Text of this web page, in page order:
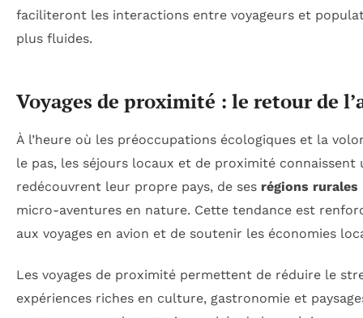
faciliteront les interactions entre voyageurs et
plus fluides.
Voyages de proximité : le retour de
À l’heure où les préoccupations écologiques et la
le pas, les séjours locaux et de proximité connaissent
redécouvrent leur propre pays, de ses régions rurales
micro-aventures en nature. Cette tendance est
aux voyages en avion et de soutenir les économies
Les voyages de proximité permettent de réduire le
expériences riches en culture, gastronomie et